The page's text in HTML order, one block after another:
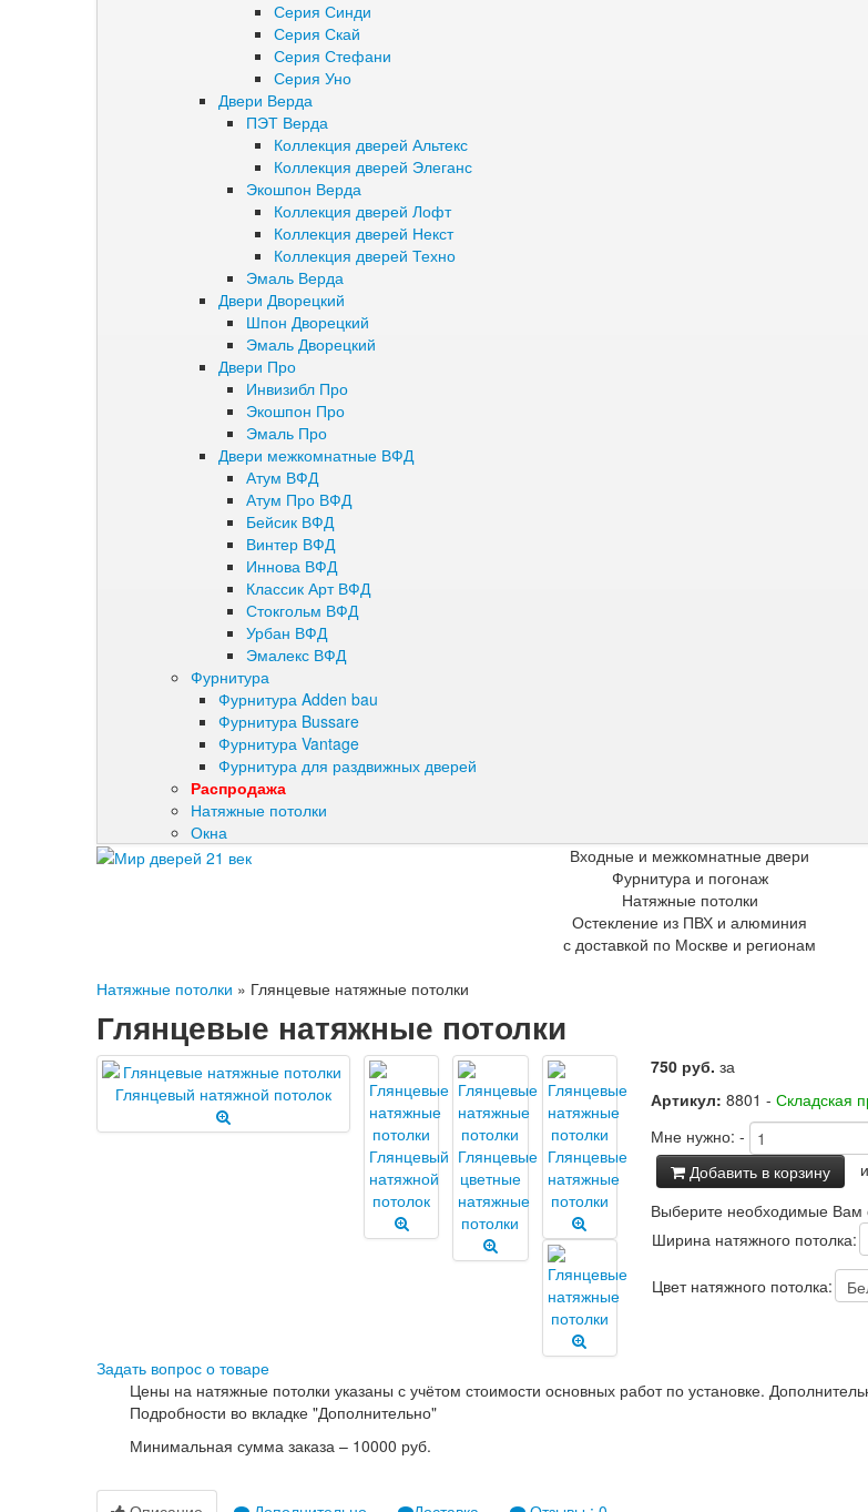
Серия Синди
Серия Скай
Серия Стефани
Серия Уно
Двери Верда
ПЭТ Верда
Коллекция дверей Альтекс
Коллекция дверей Элеганс
Экошпон Верда
Коллекция дверей Лофт
Коллекция дверей Некст
Коллекция дверей Техно
Эмаль Верда
Двери Дворецкий
Шпон Дворецкий
Эмаль Дворецкий
Двери Про
Инвизибл Про
Экошпон Про
Эмаль Про
Двери межкомнатные ВФД
Атум ВФД
Атум Про ВФД
Бейсик ВФД
Винтер ВФД
Иннова ВФД
Классик Арт ВФД
Стокгольм ВФД
Урбан ВФД
Эмалекс ВФД
Фурнитура
Фурнитура Adden bau
Фурнитура Bussare
Фурнитура Vantage
Фурнитура для раздвижных дверей
Распродажа
Натяжные потолки
Окна
Входные и межкомнатные двери
Фурнитура и погонаж
Натяжные потолки
Остекление из ПВХ и алюминия
с доставкой по Москве и регионам
Натяжные потолки » Глянцевые натяжные потолки
Глянцевые натяжные потолки
Задать вопрос о товаре
750 руб. за
Артикул: 8801 - Складская
Мне нужно: -
Добавить в корзину
Выберите необходимые Вам
Ширина натяжного потолка:
Цвет натяжного потолка:
Цены на натяжные потолки указаны с учётом стоимости основных работ по установке.
Подробности во вкладке "Дополнительно"
Минимальная сумма заказа – 10000 руб.